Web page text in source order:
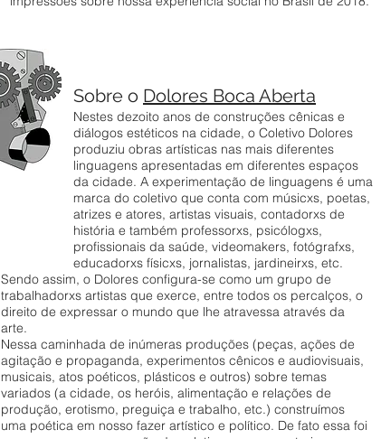
Sobre o Dolores Boca Aberta
Nestes dezoito anos de construções cênicas e
diálogos estéticos na cidade, o Coletivo Dolores
produziu obras artísticas nas mais diferentes
linguagens apresentadas em diferentes espaços
da cidade. A experimentação de linguagens é uma
marca do coletivo que conta com músicxs, poetas,
atrizes e atores, artistas visuais, contadorxs de
história e também professorxs, psicólogxs,
profissionais da saúde, videomakers, fotógrafxs,
educadorxs físicxs, jornalistas, jardineirxs, etc.
Sendo assim, o Dolores configura-se como um grupo de
trabalhadorxs artistas que exerce, entre todos os percalços, o
direito de expressar o mundo que lhe atravessa através da
arte.
Nessa caminhada de inúmeras produções (peças, ações de
agitação e propaganda, experimentos cênicos e audiovisuais,
musicais, atos poéticos, plásticos e outros) sobre temas
variados (a cidade, os heróis, alimentação e relações de
produção, erotismo, preguiça e trabalho, etc.) construímos
uma poética em nosso fazer artístico e político. De fato essa foi